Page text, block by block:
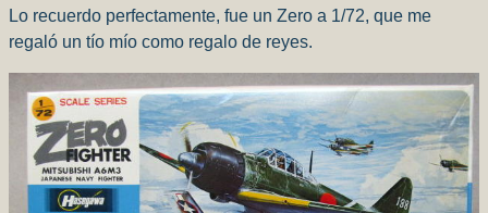
Lo recuerdo perfectamente, fue un Zero a 1/72, que me
regaló un tío mío como regalo de reyes.